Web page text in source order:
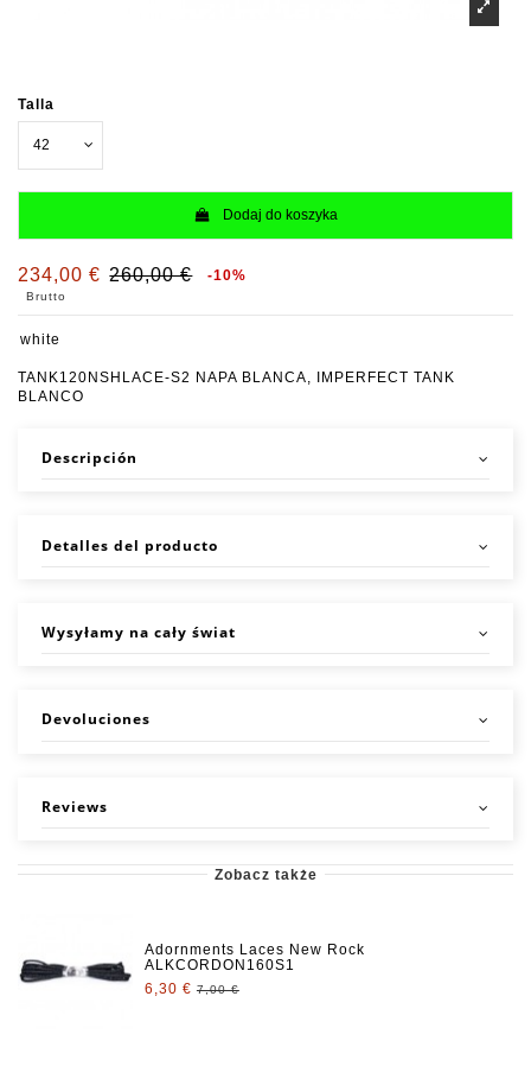
Talla
Dodaj do koszyka
234,00 € 260,00 € -10%
Brutto
white
TANK120NSHLACE-S2 NAPA BLANCA, IMPERFECT TANK
BLANCO
Descripción
Detalles del producto
Wysyłamy na cały świat
Devoluciones
Reviews
Zobacz także
Adornments Laces New Rock
ALKCORDON160S1
6,30 € 7,00 €